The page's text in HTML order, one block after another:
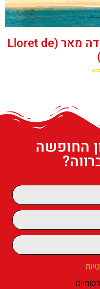
מלונות מומלצים ביורט דה מאר (Lloret de
החופשה